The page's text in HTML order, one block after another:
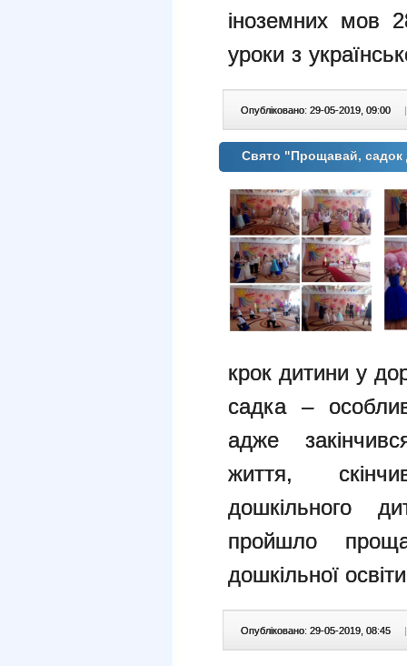
іноземних мов
уроки з
Опубліковано: 29-05-2019, 09:00 |
Свято "Прощавай,
крок дитини у
садка –
адже
життя,
дошкільного
пройшло
дошкільної
Опубліковано: 29-05-2019, 08:45 |